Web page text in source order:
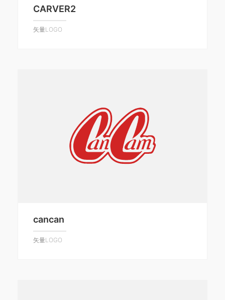
CARVER2
矢量LOGO
cancan
矢量LOGO